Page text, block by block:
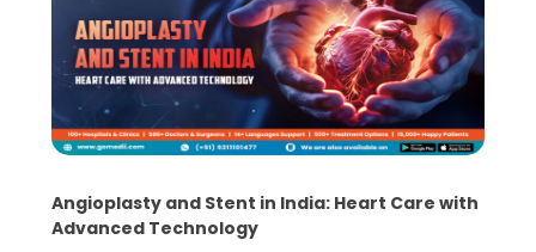
Angioplasty and Stent in India: Heart Care with
Advanced Technology